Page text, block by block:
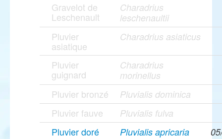
Gravelot de
Leschenault
Charadrius
leschenaultii
Pluvier
asiatique
Charadrius asiaticus
Pluvier
guignard
Charadrius
morinellus
Pluvier bronzé Pluvialis dominica
Pluvier fauve Pluvialis fulva
Pluvier doré Pluvialis apricaria